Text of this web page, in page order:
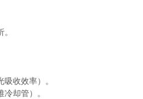
收效率）。
却管）。